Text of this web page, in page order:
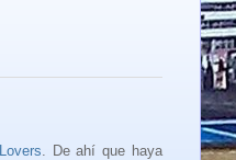
. De ahí que haya